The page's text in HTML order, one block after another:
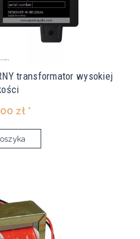
transformator wysokiej
zł *